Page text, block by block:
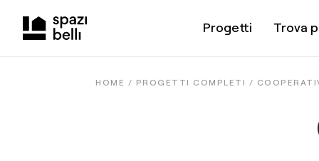
Progetti Trova
HOME / PROGETTI COMPLETI /